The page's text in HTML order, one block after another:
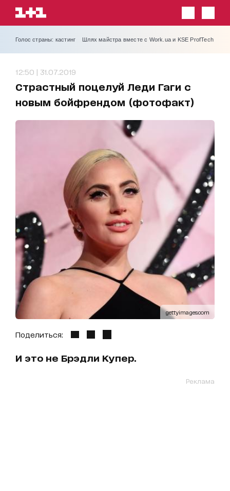
Голос страны: кастинг Шлях майстра вместе с Work.ua и KSE ProfTech
12:50 | 31.07.2019
Страстный поцелуй Леди Гаги с
новым бойфрендом (фотофакт)
gettyimages.com
Поделиться:
И это не Брэдли Купер.
Реклама